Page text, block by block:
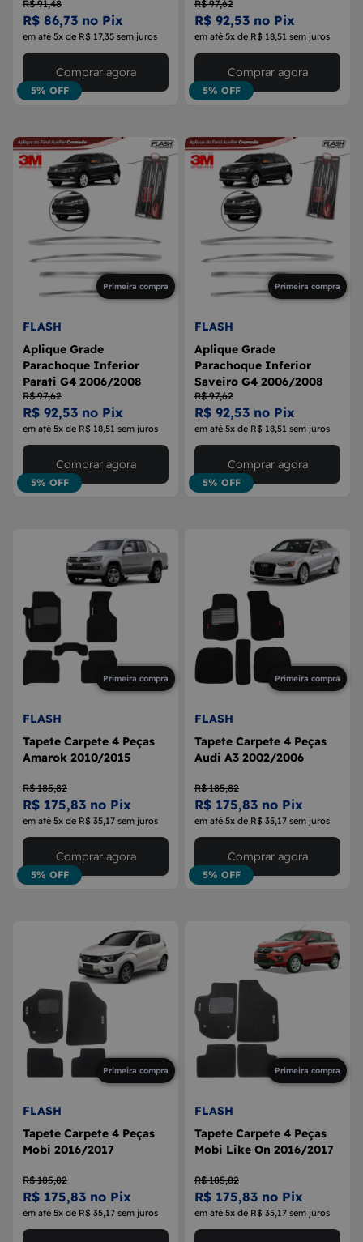
R$ 91,48
R$ 86,73 no Pix
em até 5x de R$ 17,35 sem juros
5% OFF
Comprar agora
R$ 97,62
R$ 92,53 no Pix
em até 5x de R$ 18,51 sem juros
5% OFF
Comprar agora
Primeira compra
FLASH
Aplique Grade
Parachoque Inferior
Parati G4 2006/2008
R$ 97,62
R$ 92,53 no Pix
em até 5x de R$ 18,51 sem juros
5% OFF
Comprar agora
Primeira compra
FLASH
Aplique Grade
Parachoque Inferior
Saveiro G4 2006/2008
R$ 97,62
R$ 92,53 no Pix
em até 5x de R$ 18,51 sem juros
5% OFF
Comprar agora
Primeira compra
FLASH
Tapete Carpete 4 Peças
Amarok 2010/2015
R$ 185,82
R$ 175,83 no Pix
em até 5x de R$ 35,17 sem juros
5% OFF
Comprar agora
Primeira compra
FLASH
Tapete Carpete 4 Peças
Audi A3 2002/2006
R$ 185,82
R$ 175,83 no Pix
em até 5x de R$ 35,17 sem juros
5% OFF
Comprar agora
Primeira compra
FLASH
Tapete Carpete 4 Peças
Mobi 2016/2017
R$ 185,82
R$ 175,83 no Pix
em até 5x de R$ 35,17 sem juros
Primeira compra
FLASH
Tapete Carpete 4 Peças
Mobi Like On 2016/2017
R$ 185,82
R$ 175,83 no Pix
em até 5x de R$ 35,17 sem juros